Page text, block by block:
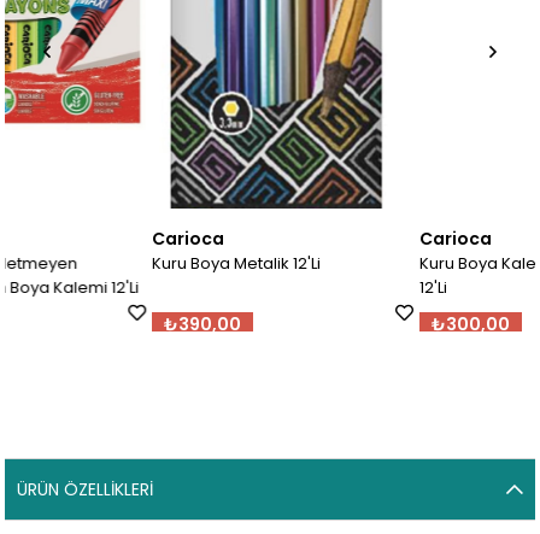
Kuru Boya Metalik 12'Li
Kuru Boya Kalemi Pastel Renkler
ÜRÜN ÖZELLIKLERI